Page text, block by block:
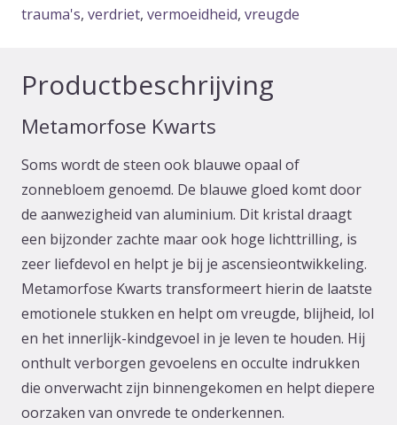
trauma's, verdriet, vermoeidheid, vreugde
Productbeschrijving
Metamorfose Kwarts
Soms wordt de steen ook blauwe opaal of
zonnebloem genoemd. De blauwe gloed komt door
de aanwezigheid van aluminium. Dit kristal draagt
een bijzonder zachte maar ook hoge lichttrilling, is
zeer liefdevol en helpt je bij je ascensieontwikkeling.
Metamorfose Kwarts transformeert hierin de laatste
emotionele stukken en helpt om vreugde, blijheid, lol
en het innerlijk-kindgevoel in je leven te houden. Hij
onthult verborgen gevoelens en occulte indrukken
die onverwacht zijn binnengekomen en helpt diepere
oorzaken van onvrede te onderkennen.